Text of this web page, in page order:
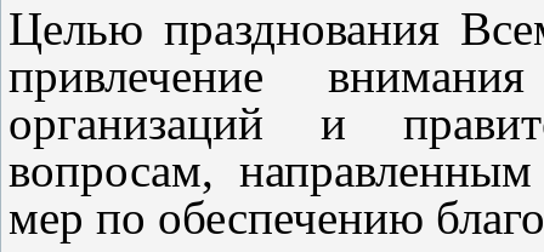
Целью празднования
привлечение
организаций и
вопросам,
мер по обеспечению